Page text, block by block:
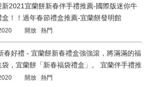
新2021宜蘭餅新春伴手禮推薦-國際版迷你牛
盒！！過年春節禮盒推薦-宜蘭餅發明館
開放 熱門
春好禮 - 宜蘭餅新春禮盒強強滾，將滿滿的福
袋，宜蘭餅「新春福袋禮盒」。 宜蘭伴手禮推
餅發明館開放 熱門